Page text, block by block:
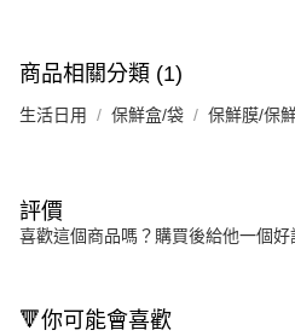
商品相關分類 (1)
生活日用 保鮮盒/袋 保鮮膜/保
評價
喜歡這個商品嗎？購買後給他一個好
🔻你可能會喜歡